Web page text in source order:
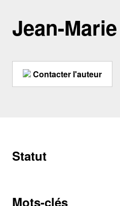
Jean-
Contacter l'auteur
Statut
Mots-clés